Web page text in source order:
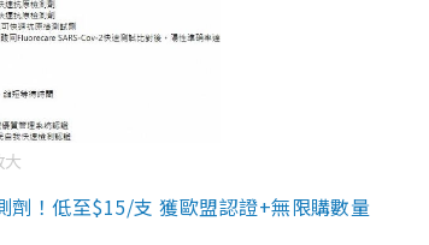
！低至$15/支 獲歐盟認證+無限購數量